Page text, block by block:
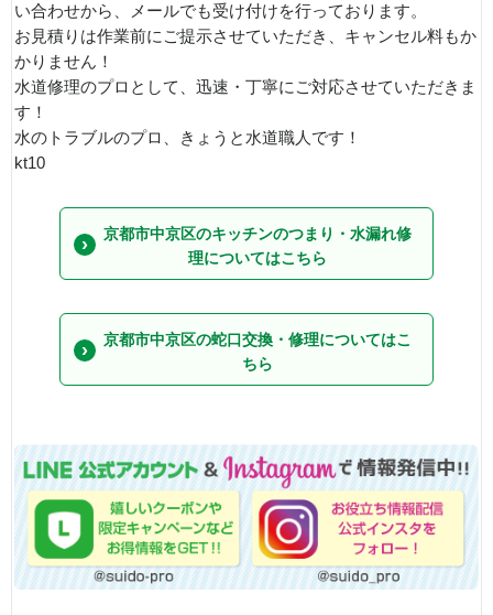
い合わせから、メールでも受け付けを行っております。
お見積りは作業前にご提示させていただき、キャンセル料もか
かりません！
水道修理のプロとして、迅速・丁寧にご対応させていただきま
す！
水のトラブルのプロ、きょうと水道職人です！
kt10
京都市中京区のキッチンのつまり・水漏れ修
理についてはこちら
京都市中京区の蛇口交換・修理についてはこ
ちら